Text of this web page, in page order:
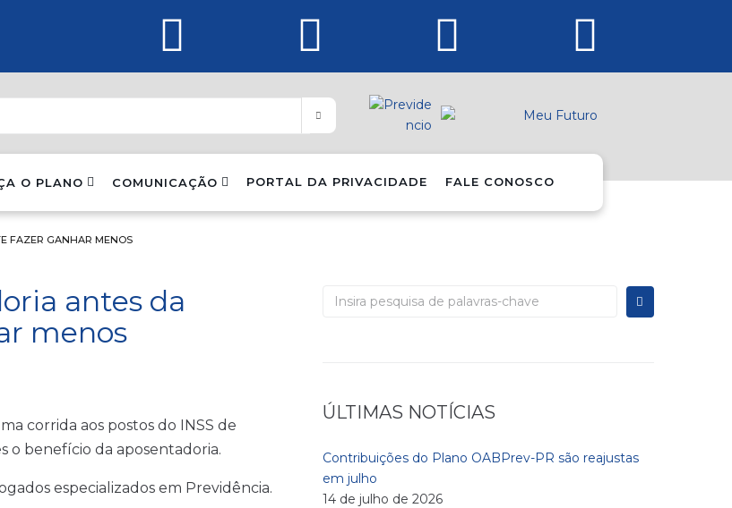
O PLANO COMUNICAÇÃO PORTAL DA PRIVACIDADE FALE CONOSCO
FAZER GANHAR MENOS
antes da
menos
corrida aos postos do INSS de
benefício da aposentadoria.
especializados em Previdência.
ÚLTIMAS NOTÍCIAS
Contribuições do Plano OABPrev-PR são reajustas
em julho
14 de julho de 2026